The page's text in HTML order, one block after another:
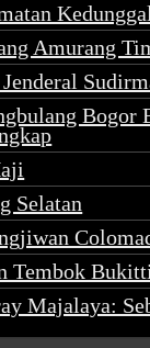
Amurang
Bogor
Selatan
Tembok
Majalaya: